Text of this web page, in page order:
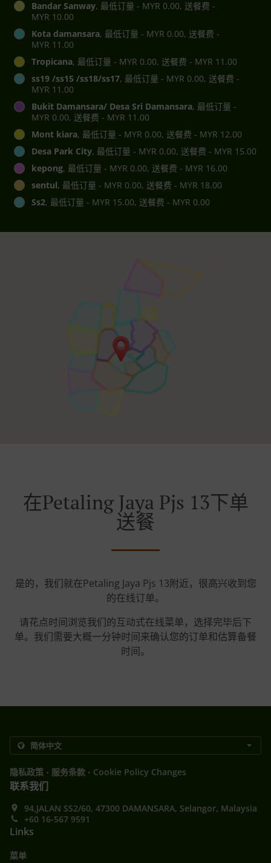
Bandar Sanway, 最低订量 - MYR 0.00, 送餐费 -
MYR 10.00
Kota damansara, 最低订量 - MYR 0.00, 送餐费 -
MYR 11.00
Tropicana, 最低订量 - MYR 0.00, 送餐费 - MYR 11.00
ss19 /ss15 /ss18/ss17, 最低订量 - MYR 0.00, 送餐费 -
MYR 11.00
Bukit Damansara/ Desa Sri Damansara, 最低订量 -
MYR 0.00, 送餐费 - MYR 11.00
Mont kiara, 最低订量 - MYR 0.00, 送餐费 - MYR 12.00
Desa Park City, 最低订量 - MYR 0.00, 送餐费 - MYR 15.00
kepong, 最低订量 - MYR 0.00, 送餐费 - MYR 16.00
sentul, 最低订量 - MYR 0.00, 送餐费 - MYR 18.00
Ss2, 最低订量 - MYR 15.00, 送餐费 - MYR 0.00
在Petaling Jaya Pjs 13下单
送餐
是的，我们就在Petaling Jaya Pjs 13附近，很高兴收到您
的在线订单。
请花点时间浏览我们的互动式在线菜单，选择完毕后下
单。我们需要大概一分钟时间来确认您的订单和估算备餐
时间。
隐私政策 . 服务条款 . Cookie Policy Changes
联系我们
94,JALAN SS2/60, 47300 DAMANSARA, Selangor, Malaysia
+60 16-567 9591
Links
菜单